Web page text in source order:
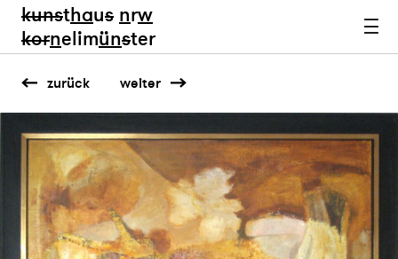
kunsthaus nrw
kornelimünster
zurück weiter